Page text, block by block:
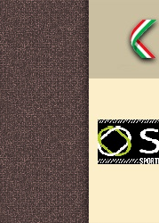
Ugrás a tartalomra